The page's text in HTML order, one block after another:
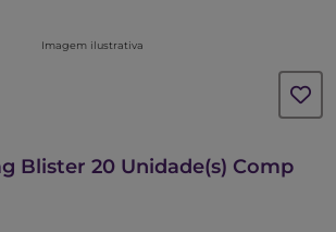
Imagem ilustrativa
Blister 20 Unidade(s) Comp